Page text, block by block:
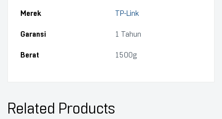
Merek TP-Link
Garansi 1 Tahun
Berat 1500g
Related Products